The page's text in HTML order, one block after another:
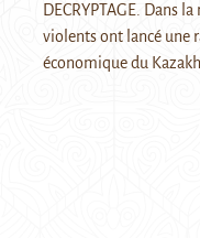
DECRYPTAGE. Dans
violents ont lancé une
économique du